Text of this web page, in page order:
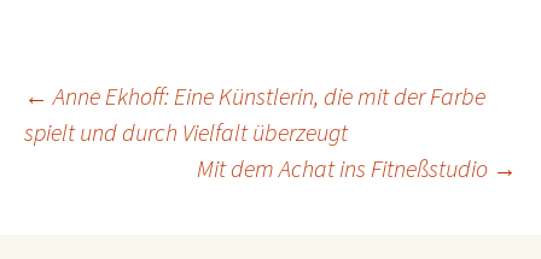
Beitragsnavigation
← Anne Ekhoff: Eine Künstlerin, die mit der Farbe
spielt und durch Vielfalt überzeugt
Mit dem Achat ins Fitneßstudio →